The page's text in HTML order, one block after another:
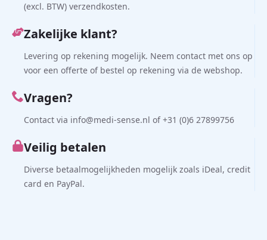
(excl. BTW) verzendkosten.
Zakelijke klant?
Levering op rekening mogelijk. Neem contact met ons op
voor een offerte of bestel op rekening via de webshop.
Vragen?
Contact via info@medi-sense.nl of +31 (0)6 27899756
Veilig betalen
Diverse betaalmogelijkheden mogelijk zoals iDeal, credit
card en PayPal.